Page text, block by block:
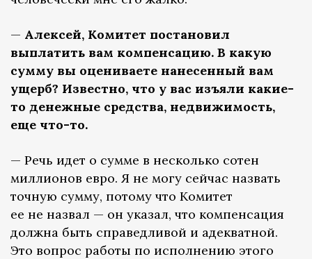
— Алексей, Комитет постановил
выплатить вам компенсацию. В какую
сумму вы оцениваете нанесенный вам
ущерб? Известно, что у вас изъяли какие-
то денежные средства, недвижимость,
еще что-то.
— Речь идет о сумме в несколько сотен
миллионов евро. Я не могу сейчас назвать
точную сумму, потому что Комитет
ее не назвал — он указал, что компенсация
должна быть справедливой и адекватной.
Это вопрос работы по исполнению этого